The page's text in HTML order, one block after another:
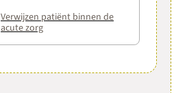
Verwijzen patiënt binnen de
acute zorg